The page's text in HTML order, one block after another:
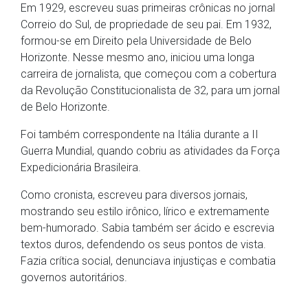
Em 1929, escreveu suas primeiras crônicas no jornal
Correio do Sul, de propriedade de seu pai. Em 1932,
formou-se em Direito pela Universidade de Belo
Horizonte. Nesse mesmo ano, iniciou uma longa
carreira de jornalista, que começou com a cobertura
da Revolução Constitucionalista de 32, para um jornal
de Belo Horizonte.
Foi também correspondente na Itália durante a II
Guerra Mundial, quando cobriu as atividades da Força
Expedicionária Brasileira.
Como cronista, escreveu para diversos jornais,
mostrando seu estilo irônico, lírico e extremamente
bem-humorado. Sabia também ser ácido e escrevia
textos duros, defendendo os seus pontos de vista.
Fazia crítica social, denunciava injustiças e combatia
governos autoritários.